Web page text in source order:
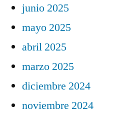
junio 2025
mayo 2025
abril 2025
marzo 2025
diciembre 2024
noviembre 2024